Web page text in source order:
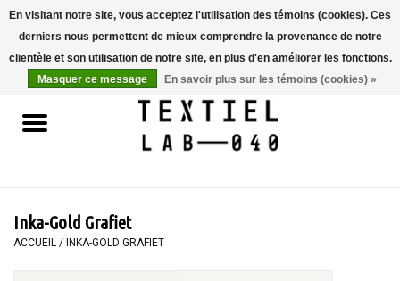
Accueil
LIVRES
PEINTURE
Inka-Gold Grafiet
ACCUEIL / INKA-GOLD GRAFIET
En visitant notre site, vous acceptez l'utilisation des témoins (cookies). Ces
derniers nous permettent de mieux comprendre la provenance de notre
clientèle et son utilisation de notre site, en plus d'en améliorer les fonctions.
Masquer ce message
En savoir plus sur les témoins (cookies) »